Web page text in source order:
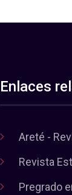
Enlaces
Areté -
Revista
Pregrado